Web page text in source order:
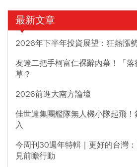
最新文章
2026年下半年投資展望：狂熱漲
友達二把手柯富仁裸辭內幕！「
草？
2026前進大南方論壇
佳世達集團艦隊無人機小隊起飛
入
今周刊30週年特輯｜更好的台灣
見前瞻行動